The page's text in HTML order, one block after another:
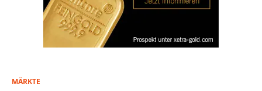
MÄRKTE